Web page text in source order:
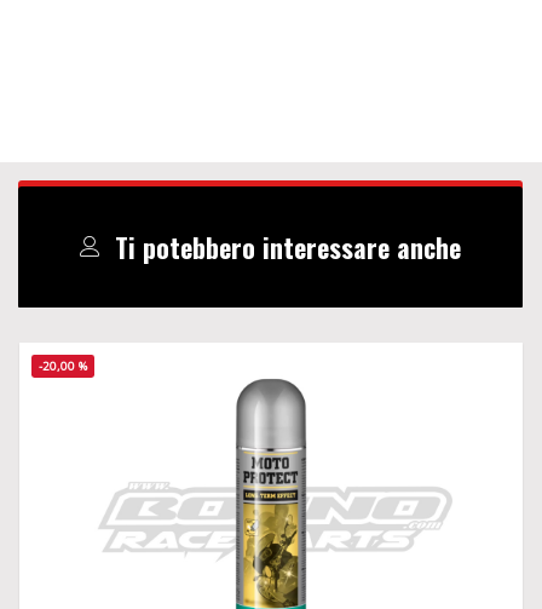
Ti potebbero interessare anche
-20,00 %